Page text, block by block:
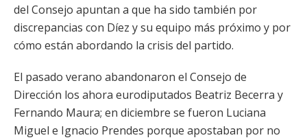
del Consejo apuntan a que ha sido también por
discrepancias con Díez y su equipo más próximo y por
cómo están abordando la crisis del partido.
El pasado verano abandonaron el Consejo de
Dirección los ahora eurodiputados Beatriz Becerra y
Fernando Maura; en diciembre se fueron Luciana
Miguel e Ignacio Prendes porque apostaban por no